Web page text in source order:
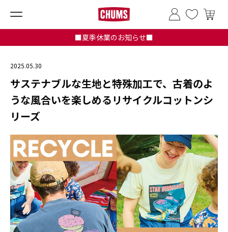
■夏季休業のお知らせ■
2025.05.30
サステナブルな生地と特殊加工で、古着のよ
うな風合いを楽しめるリサイクルコットンシ
リーズ